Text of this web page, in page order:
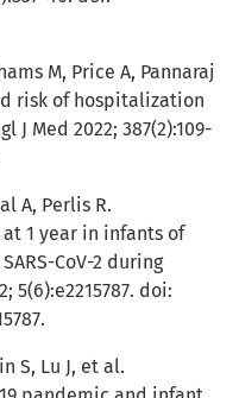
M, Price A, Pannaraj
risk of hospitalization
J Med 2022; 387(2):109-
A, Perlis R.
1 year in infants of
CoV-2 during
5(6):e2215787. doi:
S, Lu J, et al.